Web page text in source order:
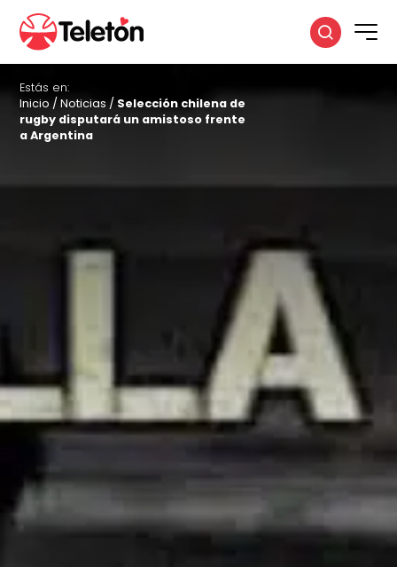
Estás en:
Inicio /Noticias / Selección chilena de
rugby disputará un amistoso frente
a Argentina